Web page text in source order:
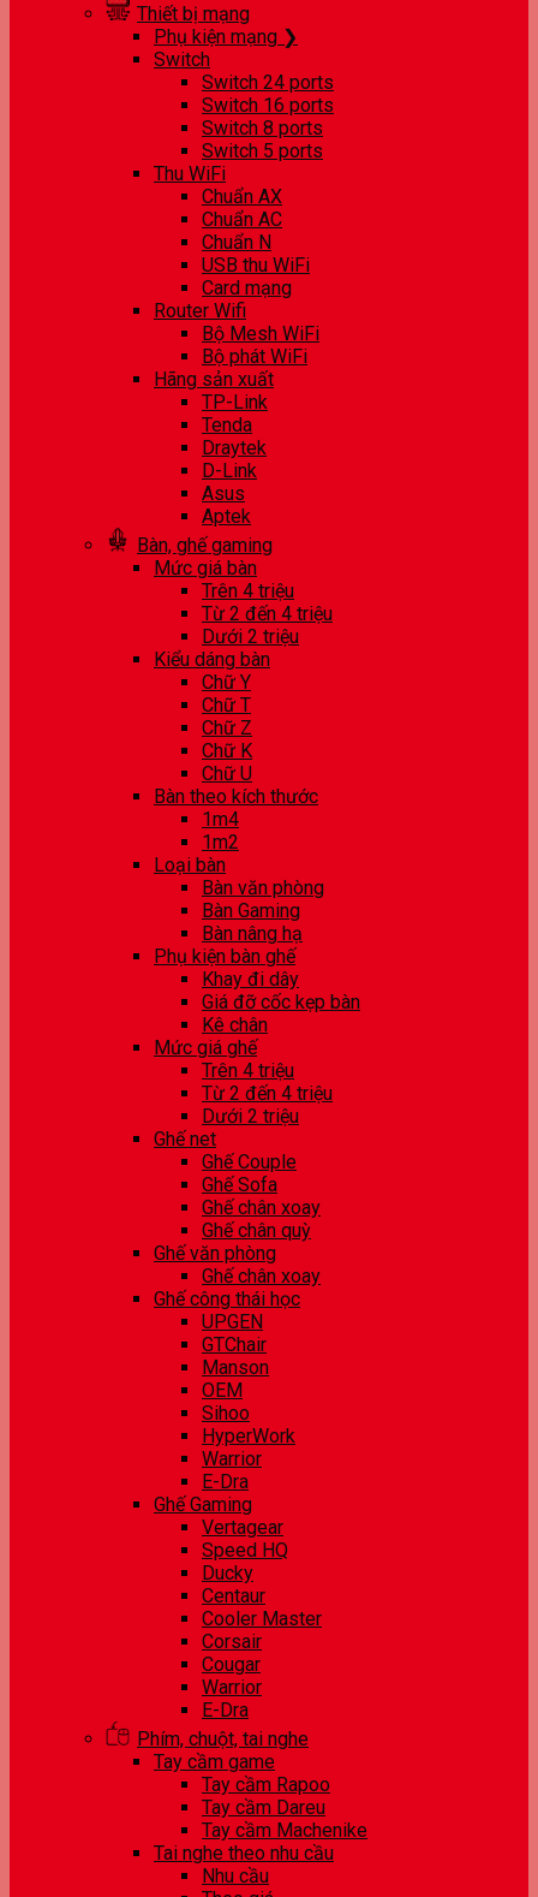
Thiết bị mạng
Phụ kiện mạng ❯
Switch
Switch 24 ports
Switch 16 ports
Switch 8 ports
Switch 5 ports
Thu WiFi
Chuẩn AX
Chuẩn AC
Chuẩn N
USB thu WiFi
Card mạng
Router Wifi
Bộ Mesh WiFi
Bộ phát WiFi
Hãng sản xuất
TP-Link
Tenda
Draytek
D-Link
Asus
Aptek
Bàn, ghế gaming
Mức giá bàn
Trên 4 triệu
Từ 2 đến 4 triệu
Dưới 2 triệu
Kiểu dáng bàn
Chữ Y
Chữ T
Chữ Z
Chữ K
Chữ U
Bàn theo kích thước
1m4
1m2
Loại bàn
Bàn văn phòng
Bàn Gaming
Bàn nâng hạ
Phụ kiện bàn ghế
Khay đi dây
Giá đỡ cốc kẹp bàn
Kê chân
Mức giá ghế
Trên 4 triệu
Từ 2 đến 4 triệu
Dưới 2 triệu
Ghế net
Ghế Couple
Ghế Sofa
Ghế chân xoay
Ghế chân quỳ
Ghế văn phòng
Ghế chân xoay
Ghế công thái học
UPGEN
GTChair
Manson
OEM
Sihoo
HyperWork
Warrior
E-Dra
Ghế Gaming
Vertagear
Speed HQ
Ducky
Centaur
Cooler Master
Corsair
Cougar
Warrior
E-Dra
Phím, chuột, tai nghe
Tay cầm game
Tay cầm Rapoo
Tay cầm Dareu
Tay cầm Machenike
Tai nghe theo nhu cầu
Nhu cầu